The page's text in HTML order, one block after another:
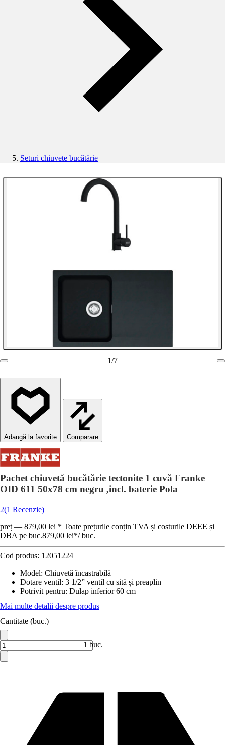
Seturi chiuvete bucătărie
1/7
Comparare
Pachet chiuvetă bucătărie tectonite 1 cuvă Franke
OID 611 50x78 cm negru ,incl. baterie Pola
2(1 Recenzie)
preț — 879,00 lei * Toate prețurile conțin TVA și costurile DEEE și
DBA pe buc.879,00 lei*/ buc.
Cod produs: 12051224
Model: Chiuvetă încastrabilă
Dotare ventil: 3 1/2” ventil cu sită și preaplin
Potrivit pentru: Dulap inferior 60 cm
Mai multe detalii despre produs
Cantitate (buc.)
1 buc.